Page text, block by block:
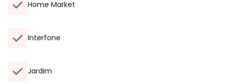
Home Market
Interfone
Jardim